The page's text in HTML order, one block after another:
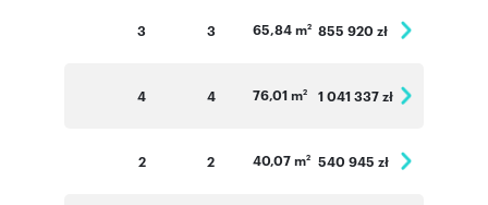
3 3 65,84 m2 855 920 zł
4 4 76,01 m2 1 041 337 zł
2 2 40,07 m2 540 945 zł